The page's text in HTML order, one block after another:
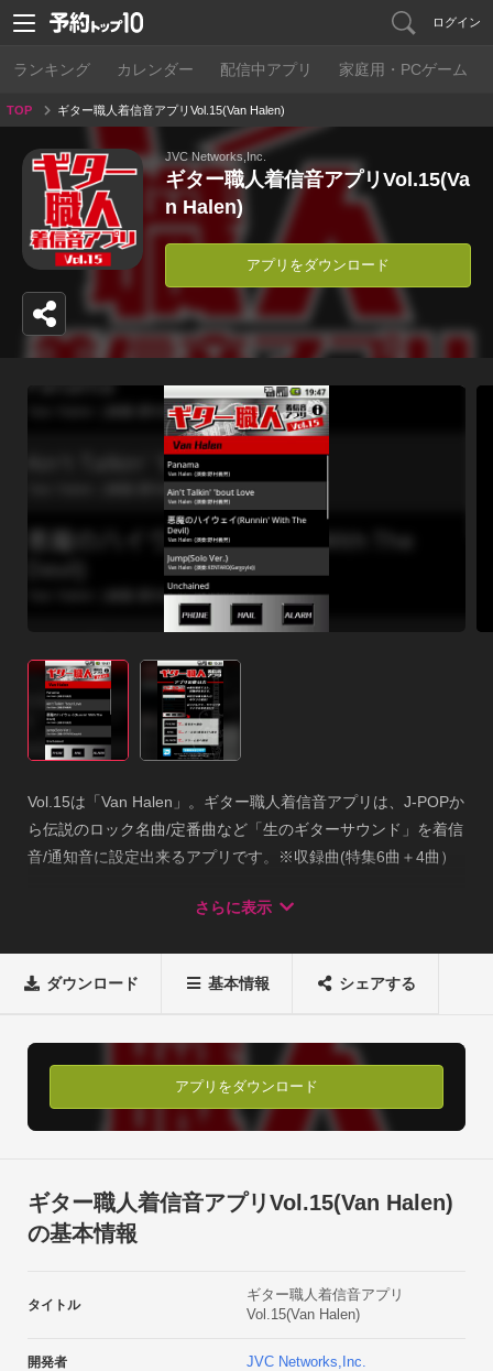
ログイン
ランキング カレンダー 配信中アプリ 家庭用・PCゲーム
TOP ギター職人着信音アプリVol.15(Van Halen)
JVC Networks,Inc.
ギター職人着信音アプリVol.15(Va
n Halen)
アプリをダウンロード
Vol.15は「Van Halen」。ギター職人着信音アプリは、J-POPか
ら伝説のロック名曲/定番曲など「生のギターサウンド」を着信
音/通知音に設定出来るアプリです。※収録曲(特集6曲＋4曲）
2. Ain&#39;t Talkin&#39; &#39;bout Love/Van Halen
5. Unchained/Van Halen
7. G線上のアリア(ロックver.1)/バッハ
8. G線上のアリア(ロックver.2)/バッハ
9. Rock&#39;n Riff 8/野村義男
10. 地獄の目覚まし/Field Village(効果音)ワンタッチの簡単操作
曲(※)をセレクト。
演奏は浜崎あゆみのサポートでもおなじみ&quot;ヨッちゃん
&quot;こと野村義男とジャパニーズメタルバンド「Gargoyle」
お楽しみ下さい！◆主な機能
-メール音(通知音)設定
さらに表示
ダウンロード 基本情報 シェアする
アプリをダウンロード
ギター職人着信音アプリVol.15(Van Halen)
の基本情報
タイトル
ギター職人着信音アプリ
Vol.15(Van Halen)
開発者 JVC Networks,Inc.